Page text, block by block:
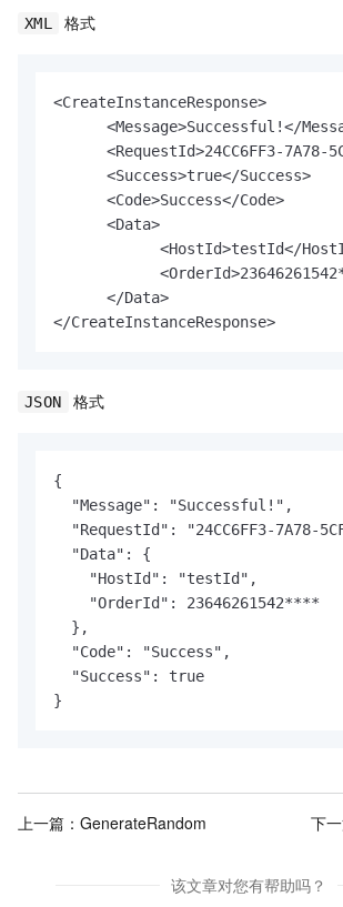
XML 格式
<CreateInstanceResponse>
<Message>Successful!</
<RequestId>24CC6FF3-7A78-
      <Success>true</Success>
      <Code>Success</Code>
      <Data>
<HostId>testId</
      </Data>
</CreateInstanceResponse>
JSON 格式
{
  "Message": "Successful!",
"RequestId": "24CC6FF3-7A78-
  "Data": {
    "HostId": "testId",
    "OrderId": 23646261542****
  },
  "Code": "Success",
  "Success": true
}
上一篇： GenerateRandom 下一
该文章对您有帮助吗？